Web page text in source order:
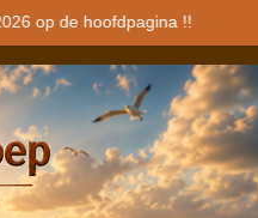
is. Dit wordt dan geleverd